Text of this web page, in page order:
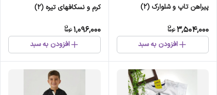
پیراهن تاپ و شلوارک (2)
3,504,000
افزودن به سبد
کرم و نسکافهای تیره (2)
1,096,000
افزودن به سبد